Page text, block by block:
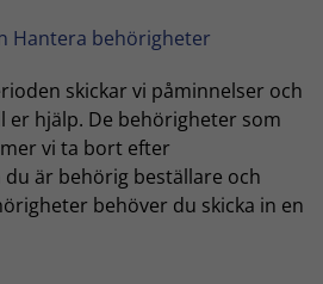
Hantera behörigheter
skickar vi påminnelser och
er hjälp. De behörigheter som
vi ta bort efter
är behörig beställare och
behöver du skicka in en